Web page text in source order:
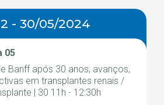
- 30/05/2024
05
Banff após 30 anos; avanços,
em transplantes renais /
| 30 11h - 12:30h